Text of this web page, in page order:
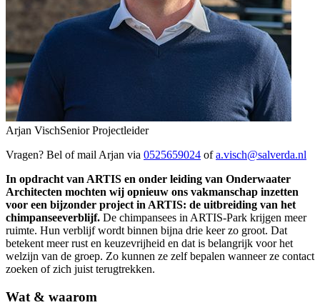
Arjan VischSenior Projectleider
Vragen? Bel of mail Arjan via 0525659024 ofa.visch@salverda.nl
In opdracht van ARTIS en onder leiding van Onderwaater
Architecten mochten wij opnieuw ons vakmanschap inzetten
voor een bijzonder project in ARTIS: de uitbreiding van het
chimpanseeverblijf. De chimpansees in ARTIS-Park krijgen meer
ruimte. Hun verblijf wordt binnen bijna drie keer zo groot. Dat
betekent meer rust en keuzevrijheid en dat is belangrijk voor het
welzijn van de groep. Zo kunnen ze zelf bepalen wanneer ze contact
zoeken of zich juist terugtrekken.
Wat & waarom